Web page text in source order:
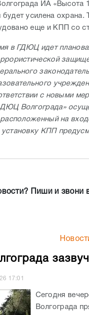
ИА «Высота
усилена охрана.
еще и КПП со
в ГДЮЦ идет
с новыми
Волгограда»
расположенный на
КПП
Пиши и звони
17:01
Сегодня
Волгограда